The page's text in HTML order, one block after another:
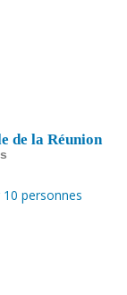
de la Réunion